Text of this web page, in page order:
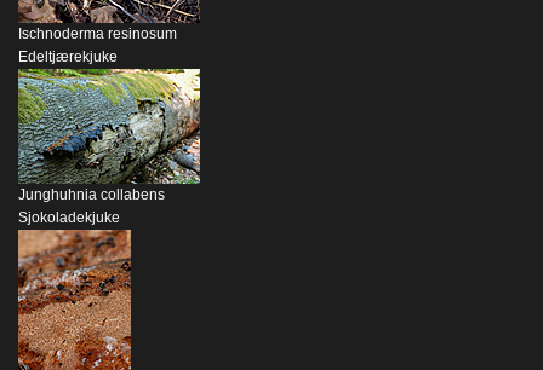
Ischnoderma resinosum
Edeltjærekjuke
Junghuhnia collabens
Sjokoladekjuke